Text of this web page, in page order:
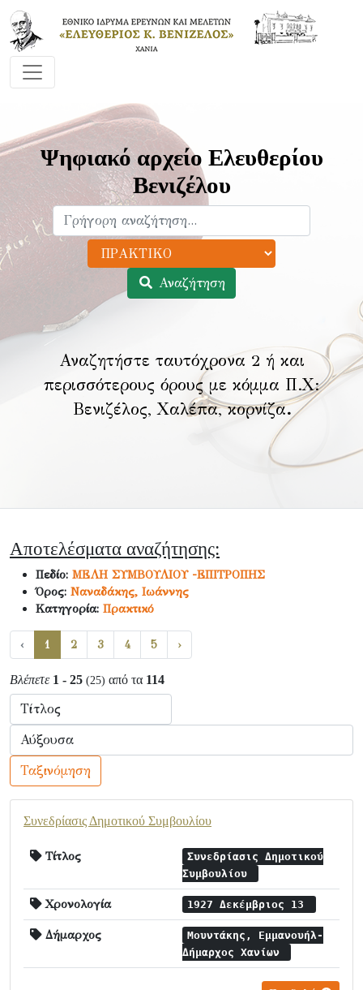
Ψηφιακό αρχείο Ελευθερίου
Βενιζέλου
Αναζήτηση
Αναζητήστε ταυτόχρονα 2 ή και
περισσότερους όρους με κόμμα Π.Χ:
Βενιζέλος, Χαλέπα, κορνίζα.
Αποτελέσματα αναζήτησης:
Πεδίο: ΜΕΛΗ ΣΥΜΒΟΥΛΙΟΥ -ΕΠΙΤΡΟΠΗΣ
Όρος: Ναναδάκης, Ιωάννης
Κατηγορία: Πρακτικό
‹ 1 2 3 4 5 ›
Βλέπετε 1 - 25 (25) από τα 114
Ταξινόμηση
Συνεδρίασις Δημοτικού Συμβουλίου
Τίτλος
Συνεδρίασις Δημοτικού
Συμβουλίου
Χρονολογία 1927 Δεκέμβριος 13
Δήμαρχος
Μουντάκης, Εμμανουήλ-
Δήμαρχος Χανίων